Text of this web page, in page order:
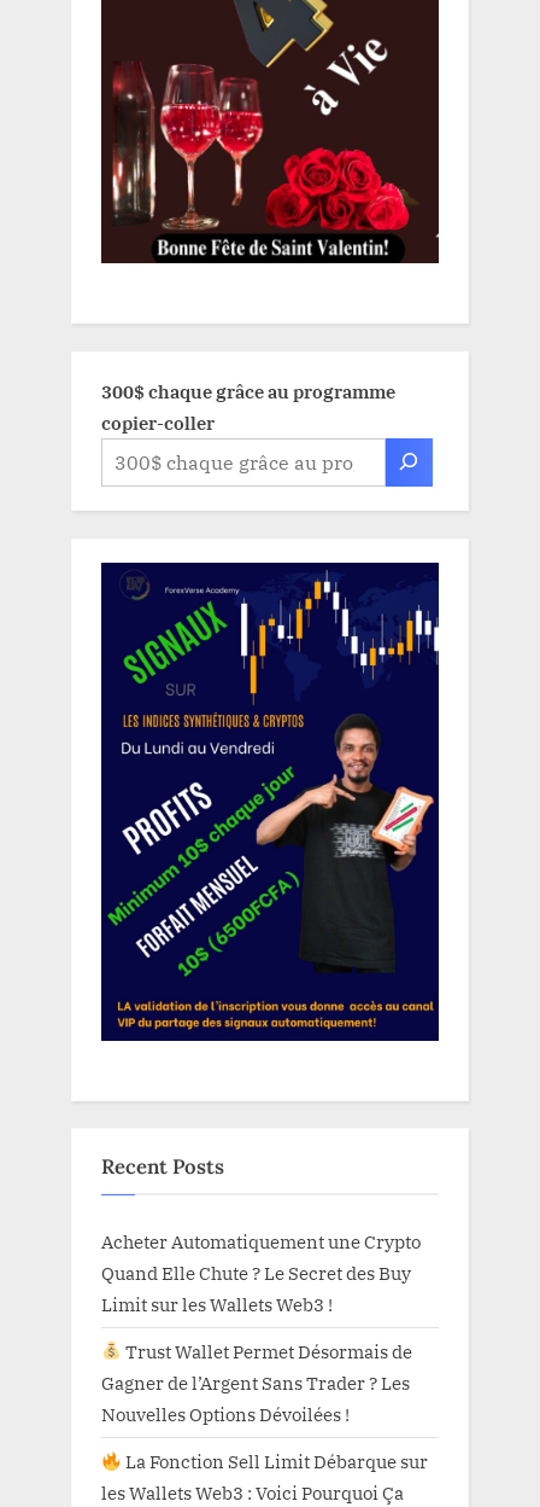
300$ chaque grâce au programme
copier-coller
Recent Posts
Acheter Automatiquement une Crypto
Quand Elle Chute ? Le Secret des Buy
Limit sur les Wallets Web3 !
Trust Wallet Permet Désormais de
Gagner de l’Argent Sans Trader ? Les
Nouvelles Options Dévoilées !
La Fonction Sell Limit Débarque sur
les Wallets Web3 : Voici Pourquoi Ça